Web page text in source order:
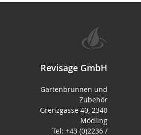
Revisage GmbH
Gartenbrunnen und
Zubehör
Grenzgasse 40, 2340
Mödling
Tel: +43 (0)2236 /